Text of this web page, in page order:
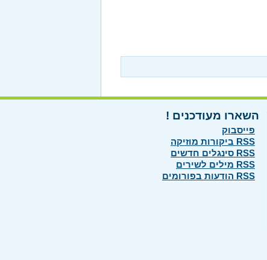
השארו מעודכנים !
פייסבוק
RSS ביקורות מוזיקה
RSS סינגלים חדשים
RSS מילים לשירים
RSS הודעות בפורומים